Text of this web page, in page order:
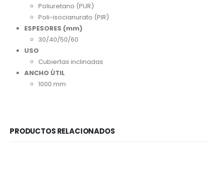
Poliuretano (PUR)
Poli-isocianurato (PIR)
ESPESORES (mm)
30/40/50/60
USO
Cubiertas inclinadas
ANCHO ÚTIL
1000 mm
PRODUCTOS RELACIONADOS